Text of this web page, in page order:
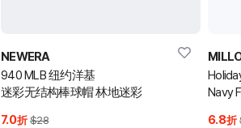
NEWERA
940 MLB 纽约洋基
迷彩无结构棒球帽 林地迷彩
7.0折 $28
Navy F
6.8折